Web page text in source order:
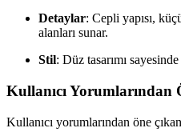
Detaylar: Cepli yapısı,
alanları sunar.
Stil: Düz tasarımı
Kullanıcı Yorumlarından
Kullanıcı yorumlarından öne